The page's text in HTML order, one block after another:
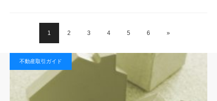
1 2 3 4 5 6 »
不動産取引ガイド